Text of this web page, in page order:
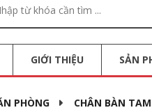
GIỚI THIỆU SẢN
PHÒNG CHÂN BÀN